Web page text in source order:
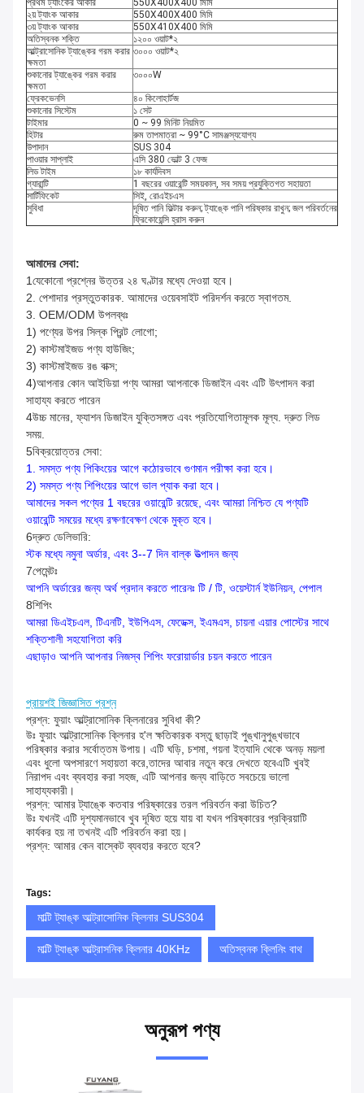
প্রথম ট্যাংকের আকার
550X400X400 মিমি
২য় ট্যাংক আকার
550X400X400 মিমি
৩য় ট্যাংক আকার
550X410X400 মিমি
অতিস্বনক শক্তি
১২০০ ওয়াট*২
আল্ট্রাসোনিক ট্যাঙ্কের গরম করার
ক্ষমতা
৩০০০ ওয়াট*২
শুকানোর ট্যাঙ্কের গরম করার
ক্ষমতা
৩০০০W
ফ্রেকভেনসি
৪০ কিলোহার্টজ
শুকানোর সিস্টেম
১ সেট
টাইমার
0 ~ 99 মিনিট নিয়মিত
হিটার
রুম তাপমাত্রা ~ 99°C সামঞ্জস্যযোগ্য
উপাদান
SUS 304
পাওয়ার সাপ্লাই
এসি 380 ভোল্ট 3 ফেজ
লিড টাইম
১৮ কার্যদিবস
গ্যারান্টি
1 বছরের ওয়ারেন্টি সময়কাল, সব সময় প্রযুক্তিগত সহায়তা
সার্টিফিকেট
সিই, রোএইচএস
সুবিধা
দূষিত পানি ফিল্টার করুন; ট্যাঙ্কে পানি পরিষ্কার রাখুন; জল পরিবর্তনের
ফ্রিকোয়েন্সি হ্রাস করুন
আমাদের সেবা:
1যেকোনো প্রশ্নের উত্তর ২৪ ঘণ্টার মধ্যে দেওয়া হবে।
2. পেশাদার প্রস্তুতকারক. আমাদের ওয়েবসাইট পরিদর্শন করতে স্বাগতম.
3. OEM/ODM উপলব্ধঃ
1) পণ্যের উপর সিল্ক প্রিন্ট লোগো;
2) কাস্টমাইজড পণ্য হাউজিং;
3) কাস্টমাইজড রঙ বাক্স;
4)আপনার কোন আইডিয়া পণ্য আমরা আপনাকে ডিজাইন এবং এটি উৎপাদন করা
সাহায্য করতে পারেন
4উচ্চ মানের, ফ্যাশন ডিজাইন যুক্তিসঙ্গত এবং প্রতিযোগিতামূলক মূল্য. দ্রুত লিড
সময়.
5বিক্রয়োত্তর সেবা:
1. সমস্ত পণ্য পিকিংয়ের আগে কঠোরভাবে গুণমান পরীক্ষা করা হবে।
2) সমস্ত পণ্য শিপিংয়ের আগে ভাল প্যাক করা হবে।
আমাদের সকল পণ্যের 1 বছরের ওয়ারেন্টি রয়েছে, এবং আমরা নিশ্চিত যে পণ্যটি
ওয়ারেন্টি সময়ের মধ্যে রক্ষণাবেক্ষণ থেকে মুক্ত হবে।
6দ্রুত ডেলিভারি:
স্টক মধ্যে নমুনা অর্ডার, এবং 3--7 দিন বাল্ক উত্পাদন জন্য
7পেমেন্টঃ
আপনি অর্ডারের জন্য অর্থ প্রদান করতে পারেনঃ টি / টি, ওয়েস্টার্ন ইউনিয়ন, পেপাল
8শিপিং
আমরা ডিএইচএল, টিএনটি, ইউপিএস, ফেডেক্স, ইএমএস, চায়না এয়ার পোস্টের সাথে
শক্তিশালী সহযোগিতা করি
এছাড়াও আপনি আপনার নিজস্ব শিপিং ফরোয়ার্ডার চয়ন করতে পারেন
প্রায়শই জিজ্ঞাসিত প্রশ্ন
প্রশ্ন: ফুয়াং আল্ট্রাসোনিক ক্লিনারের সুবিধা কী?
উঃ ফুয়াং আল্ট্রাসোনিক ক্লিনার হ'ল ক্ষতিকারক বস্তু ছাড়াই পুঙ্খানুপুঙ্খভাবে
পরিষ্কার করার সর্বোত্তম উপায়। এটি ঘড়ি, চশমা, গয়না ইত্যাদি থেকে অনড় ময়লা
এবং ধুলো অপসারণে সহায়তা করে,তাদের আবার নতুন করে দেখতে হবেএটি খুবই
নিরাপদ এবং ব্যবহার করা সহজ, এটি আপনার জন্য বাড়িতে সবচেয়ে ভালো
সাহায্যকারী।
প্রশ্ন: আমার ট্যাঙ্কে কতবার পরিষ্কারের তরল পরিবর্তন করা উচিত?
উঃ যখনই এটি দৃশ্যমানভাবে খুব দূষিত হয়ে যায় বা যখন পরিষ্কারের প্রক্রিয়াটি
কার্যকর হয় না তখনই এটি পরিবর্তন করা হয়।
প্রশ্ন: আমার কেন বাস্কেট ব্যবহার করতে হবে?
Tags:
মাল্টি ট্যাঙ্ক আল্ট্রাসোনিক ক্লিনার SUS304
মাল্টি ট্যাঙ্ক আল্ট্রাসনিক ক্লিনার 40KHz অতিস্বনক ক্লিনিং বাথ
অনুরূপ পণ্য